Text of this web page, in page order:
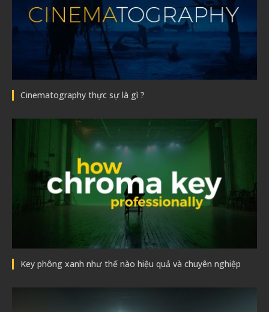
Cinematography thực sự là gì ?
Key phông xanh như thế nào hiệu quả và chuyên nghiệp